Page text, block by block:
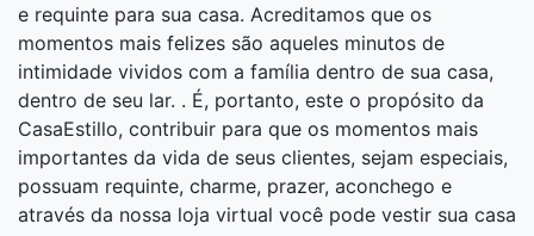
e requinte para sua casa. Acreditamos que os
momentos mais felizes são aqueles minutos de
intimidade vividos com a família dentro de sua casa,
dentro de seu lar. . É, portanto, este o propósito da
CasaEstillo, contribuir para que os momentos mais
importantes da vida de seus clientes, sejam especiais,
possuam requinte, charme, prazer, aconchego e
através da nossa loja virtual você pode vestir sua casa